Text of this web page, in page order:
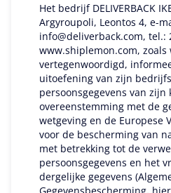
Het bedrijf DELIVERBACK
Argyroupoli, Leontos 4, e-
info@deliverback.com, tel.:
www.shiplemon.com, zoals
vertegenwoordigd,
uitoefening van zijn
persoonsgegevens van
overeenstemming met de
wetgeving en de Europese
voor de bescherming van
met betrekking tot de
persoonsgegevens en het
dergelijke gegevens
Gegevensbescherming,